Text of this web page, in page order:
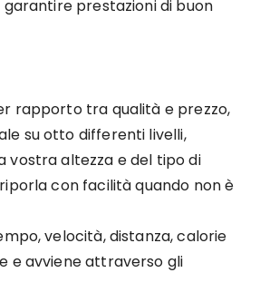
prestazioni di buon
rapporto tra qualità e prezzo,
su otto differenti livelli,
vostra altezza e del tipo di
con facilità quando non è
velocità, distanza, calorie
e avviene attraverso gli